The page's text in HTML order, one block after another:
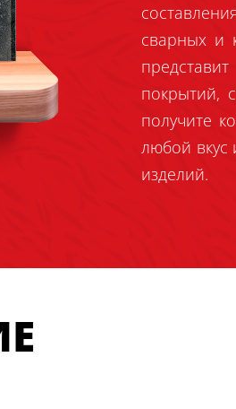
сварных и
покрытий,
получите
любой вкус
изделий.